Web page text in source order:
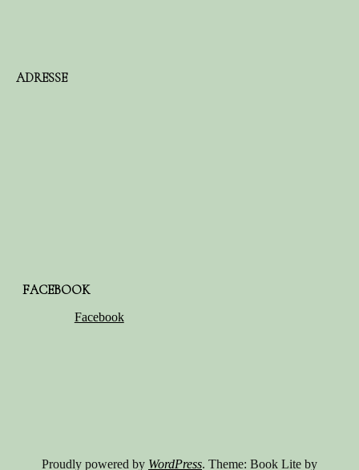
ADRESSE
FACEBOOK
Facebook
Proudly powered by WordPress. Theme: Book Lite by